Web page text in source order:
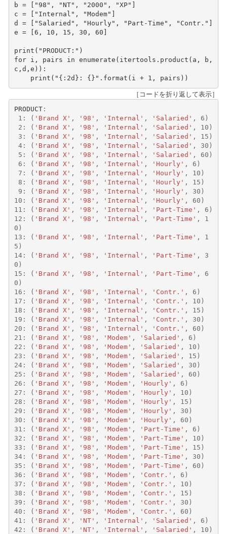
b = "98" , "NT" , "2000" , "XP"
c = "Internal" , "Modem"
d
= "Salaried" , "Hourly" , "Part-Time" , "Contr."
e = 6 , 10 , 15 , 30 , 60
print ( "PRODUCT:" )
for
i , pairs in enumerate ( itertools . product ( a , b ,
c , d , e )):
print ( " {:2d} : {} " . format ( i + 1 , pairs ))
［コードを折り返して表示］
PRODUCT:
1 : ( 'Brand X' , '98' , 'Internal' , 'Salaried' , 6 )
2 : ( 'Brand X' , '98' , 'Internal' , 'Salaried' , 10 )
3 : ( 'Brand X' , '98' , 'Internal' , 'Salaried' , 15 )
4: ( 'Brand X' , '98' , 'Internal' , 'Salaried' , 30 )
5 : ( 'Brand X' , '98' , 'Internal' , 'Salaried' , 60 )
6 : ( 'Brand X' , '98' , 'Internal' , 'Hourly' , 6 )
7 : ( 'Brand X' , '98' , 'Internal' , 'Hourly' , 10 )
8 : ( 'Brand X' , '98' , 'Internal' , 'Hourly' , 15 )
9 : ( 'Brand X' , '98' , 'Internal' , 'Hourly' , 30 )
10 : ( 'Brand X' , '98' , 'Internal' , 'Hourly' , 60 )
11 : ( 'Brand X' , '98' , 'Internal' , 'Part-Time' , 6 )
12 : ( 'Brand X' , '98' , 'Internal' , 'Part-Time' ,
1
0 )
13 : ( 'Brand X' , '98' , 'Internal' , 'Part-Time' ,
1
5 )
14: ( 'Brand X' , '98' , 'Internal' , 'Part-Time' ,
3
0 )
15 : ( 'Brand X' , '98' , 'Internal' , 'Part-Time' ,
6
0 )
16 : ( 'Brand X' , '98' , 'Internal' , 'Contr.' , 6 )
17 : ( 'Brand X' , '98' , 'Internal' , 'Contr.' , 10 )
18 : ( 'Brand X' , '98' , 'Internal' , 'Contr.' , 15 )
19 : ( 'Brand X' , '98' , 'Internal' , 'Contr.' , 30 )
20 : ( 'Brand X' , '98' , 'Internal' , 'Contr.' , 60 )
21 : ( 'Brand X' , '98' , 'Modem' , 'Salaried' , 6 )
22 : ( 'Brand X' , '98' , 'Modem' , 'Salaried' , 10 )
23 : ( 'Brand X' , '98' , 'Modem' , 'Salaried' , 15 )
24: ( 'Brand X' , '98' , 'Modem' , 'Salaried' , 30 )
25 : ( 'Brand X' , '98' , 'Modem' , 'Salaried' , 60 )
26 : ( 'Brand X' , '98' , 'Modem' , 'Hourly' , 6 )
27 : ( 'Brand X' , '98' , 'Modem' , 'Hourly' , 10 )
28 : ( 'Brand X' , '98' , 'Modem' , 'Hourly' , 15 )
29 : ( 'Brand X' , '98' , 'Modem' , 'Hourly' , 30 )
30 : ( 'Brand X' , '98' , 'Modem' , 'Hourly' , 60 )
31 : ( 'Brand X' , '98' , 'Modem' , 'Part-Time' , 6 )
32 : ( 'Brand X' , '98' , 'Modem' , 'Part-Time' , 10 )
33 : ( 'Brand X' , '98' , 'Modem' , 'Part-Time' , 15 )
34: ( 'Brand X' , '98' , 'Modem' , 'Part-Time' , 30 )
35 : ( 'Brand X' , '98' , 'Modem' , 'Part-Time' , 60 )
36 : ( 'Brand X' , '98' , 'Modem' , 'Contr.' , 6 )
37 : ( 'Brand X' , '98' , 'Modem' , 'Contr.' , 10 )
38 : ( 'Brand X' , '98' , 'Modem' , 'Contr.' , 15 )
39 : ( 'Brand X' , '98' , 'Modem' , 'Contr.' , 30 )
40 : ( 'Brand X' , '98' , 'Modem' , 'Contr.' , 60 )
41 : ( 'Brand X' , 'NT' , 'Internal' , 'Salaried' , 6 )
42 : ( 'Brand X' , 'NT' , 'Internal' , 'Salaried' , 10 )